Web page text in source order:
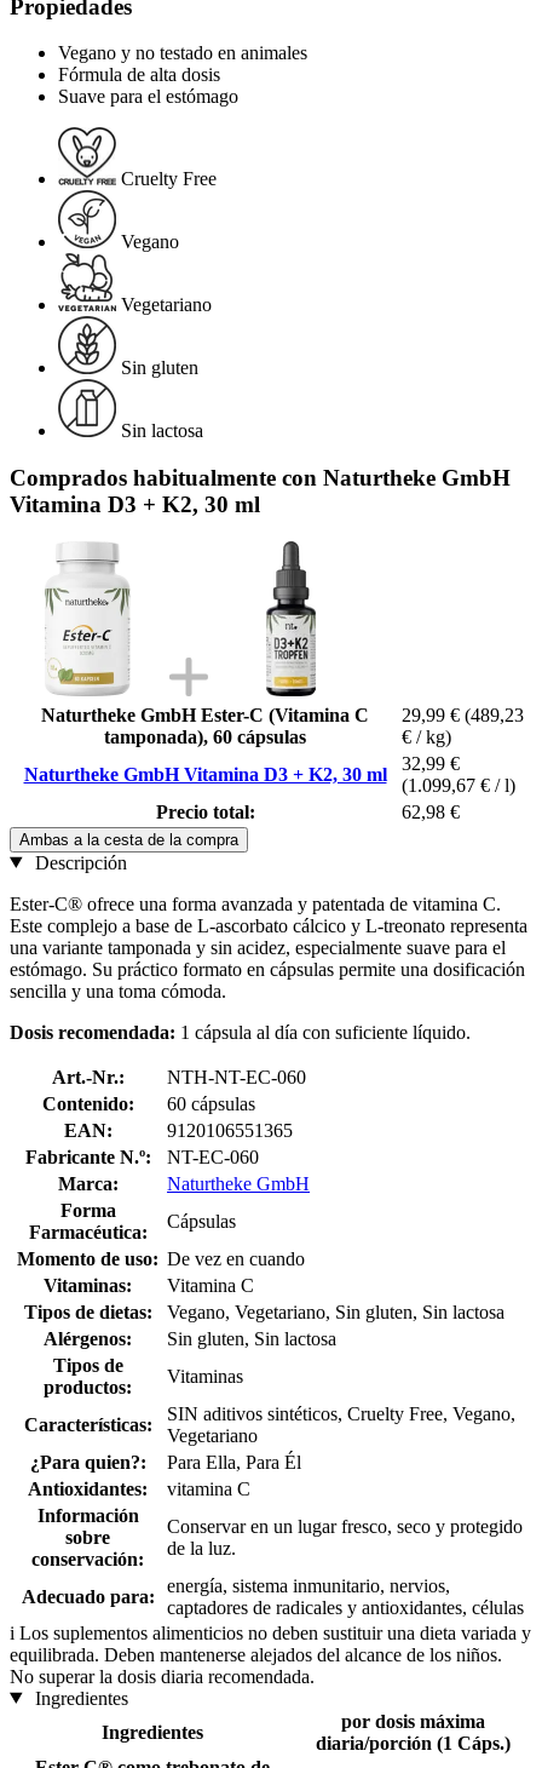
Propiedades
Vegano y no testado en animales
Fórmula de alta dosis
Suave para el estómago
Cruelty Free
Vegano
Vegetariano
Sin gluten
Sin lactosa
Comprados habitualmente con Naturtheke GmbH
Vitamina D3 + K2, 30 ml
Naturtheke GmbH Ester-C (Vitamina C
tamponada), 60 cápsulas
29,99 € (489,23
€ / kg)
Naturtheke GmbH Vitamina D3 + K2, 30 ml
32,99 €
(1.099,67 € / l)
Precio total:
62,98 €
Ambas a la cesta de la compra
Descripción
Ester-C® ofrece una forma avanzada y patentada de vitamina C.
Este complejo a base de L-ascorbato cálcico y L-treonato representa
una variante tamponada y sin acidez, especialmente suave para el
estómago. Su práctico formato en cápsulas permite una dosificación
sencilla y una toma cómoda.
Dosis recomendada: 1 cápsula al día con suficiente líquido.
Art.-Nr.:
NTH-NT-EC-060
Contenido:
60 cápsulas
EAN:
9120106551365
Fabricante N.º:
NT-EC-060
Marca:
Naturtheke GmbH
Forma
Farmacéutica:
Cápsulas
Momento de uso: De vez en cuando
Vitaminas:
Vitamina C
Tipos de dietas:
Vegano, Vegetariano, Sin gluten, Sin lactosa
Alérgenos:
Sin gluten, Sin lactosa
Tipos de
productos:
Vitaminas
Características:
SIN aditivos sintéticos, Cruelty Free, Vegano,
Vegetariano
¿Para quien?:
Para Ella, Para Él
Antioxidantes:
vitamina C
Información
sobre
conservación:
Conservar en un lugar fresco, seco y protegido
de la luz.
Adecuado para:
energía, sistema inmunitario, nervios,
captadores de radicales y antioxidantes, células
i Los suplementos alimenticios no deben sustituir una dieta variada y
equilibrada. Deben mantenerse alejados del alcance de los niños.
No superar la dosis diaria recomendada.
Ingredientes
Ingredientes
por dosis máxima
diaria/porción (1 Cáps.)